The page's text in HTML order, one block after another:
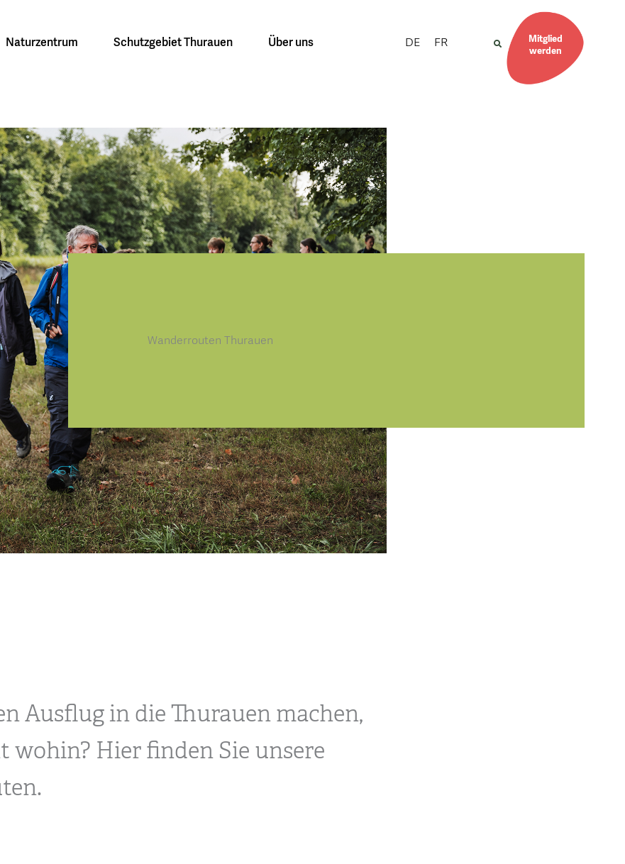
Naturzentrum Schutzgebiet Thurauen Über uns DE FR
Mitglied
werden
Wanderrouten Thurauen
Ausflug in die Thurauen machen,
wohin? Hier finden Sie unsere